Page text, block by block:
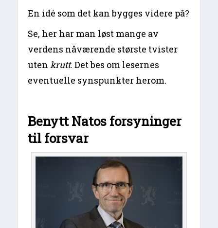
En idé som det kan bygges videre på?
Se, her har man løst mange av
verdens nåværende største tvister
utenkrutt. Det bes om lesernes
eventuelle synspunkter herom.
Benytt Natos forsyninger
til forsvar